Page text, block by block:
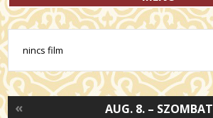
nincs film
AUG. 8. – SZOMBAT
«